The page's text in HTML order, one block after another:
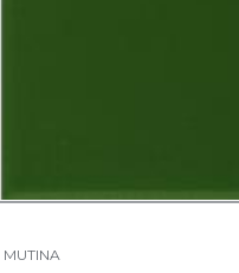
MUTINA